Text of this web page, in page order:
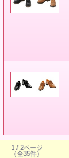
1 / 2ページ
（全35件）